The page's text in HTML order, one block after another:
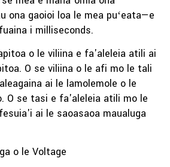
ona gaoioi loa le mea puʻeata—e
i milliseconds.
o le viliina e fa'aleleia atili ai
O se viliina o le afi mo le tali
ai le lamolemole o le
O se tasi e fa'aleleia atili mo le
ai le saoasaoa maualuga
o le Voltage